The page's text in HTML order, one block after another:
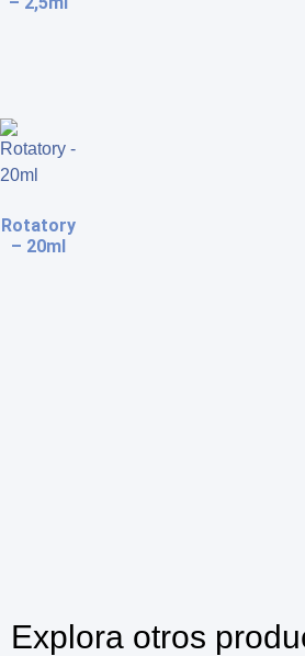
Rotatory
– 20ml
Explora otros